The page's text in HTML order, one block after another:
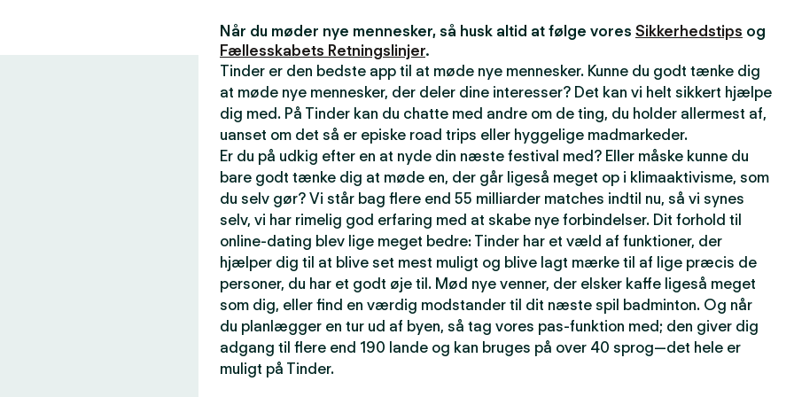
Når du møder nye mennesker, så husk altid at følge vores Sikkerhedstips og
Fællesskabets Retningslinjer.
Tinder er den bedste app til at møde nye mennesker. Kunne du godt tænke dig
at møde nye mennesker, der deler dine interesser? Det kan vi helt sikkert hjælpe
dig med. På Tinder kan du chatte med andre om de ting, du holder allermest af,
uanset om det så er episke road trips eller hyggelige madmarkeder.
Er du på udkig efter en at nyde din næste festival med? Eller måske kunne du
bare godt tænke dig at møde en, der går ligeså meget op i klimaaktivisme, som
du selv gør? Vi står bag flere end 55 milliarder matches indtil nu, så vi synes
selv, vi har rimelig god erfaring med at skabe nye forbindelser. Dit forhold til
online-dating blev lige meget bedre: Tinder har et væld af funktioner, der
hjælper dig til at blive set mest muligt og blive lagt mærke til af lige præcis de
personer, du har et godt øje til. Mød nye venner, der elsker kaffe ligeså meget
som dig, eller find en værdig modstander til dit næste spil badminton. Og når
du planlægger en tur ud af byen, så tag vores pas-funktion med; den giver dig
adgang til flere end 190 lande og kan bruges på over 40 sprog—det hele er
muligt på Tinder.